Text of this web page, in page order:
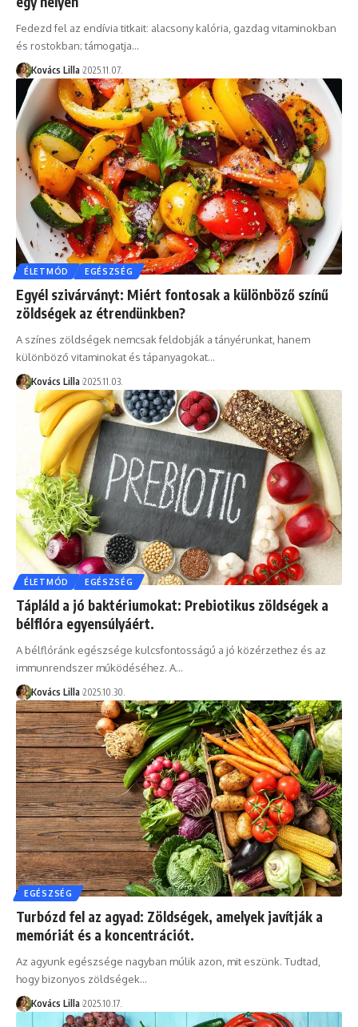
Fedezd fel az endívia titkait: alacsony kalória, gazdag vitaminokban
és rostokban; támogatja…
Kovács Lilla 2025.11.07.
ÉLETMÓD EGÉSZSÉG
Egyél szivárványt: Miért fontosak a különböző színű
zöldségek az étrendünkben?
A színes zöldségek nemcsak feldobják a tányérunkat, hanem
különböző vitaminokat és tápanyagokat…
Kovács Lilla 2025.11.03.
ÉLETMÓD EGÉSZSÉG
Tápláld a jó baktériumokat: Prebiotikus zöldségek a
bélflóra egyensúlyáért.
A bélflóránk egészsége kulcsfontosságú a jó közérzethez és az
immunrendszer működéséhez. A…
Kovács Lilla 2025.10.30.
EGÉSZSÉG
Turbózd fel az agyad: Zöldségek, amelyek javítják a
memóriát és a koncentrációt.
Az agyunk egészsége nagyban múlik azon, mit eszünk. Tudtad,
hogy bizonyos zöldségek…
Kovács Lilla 2025.10.17.